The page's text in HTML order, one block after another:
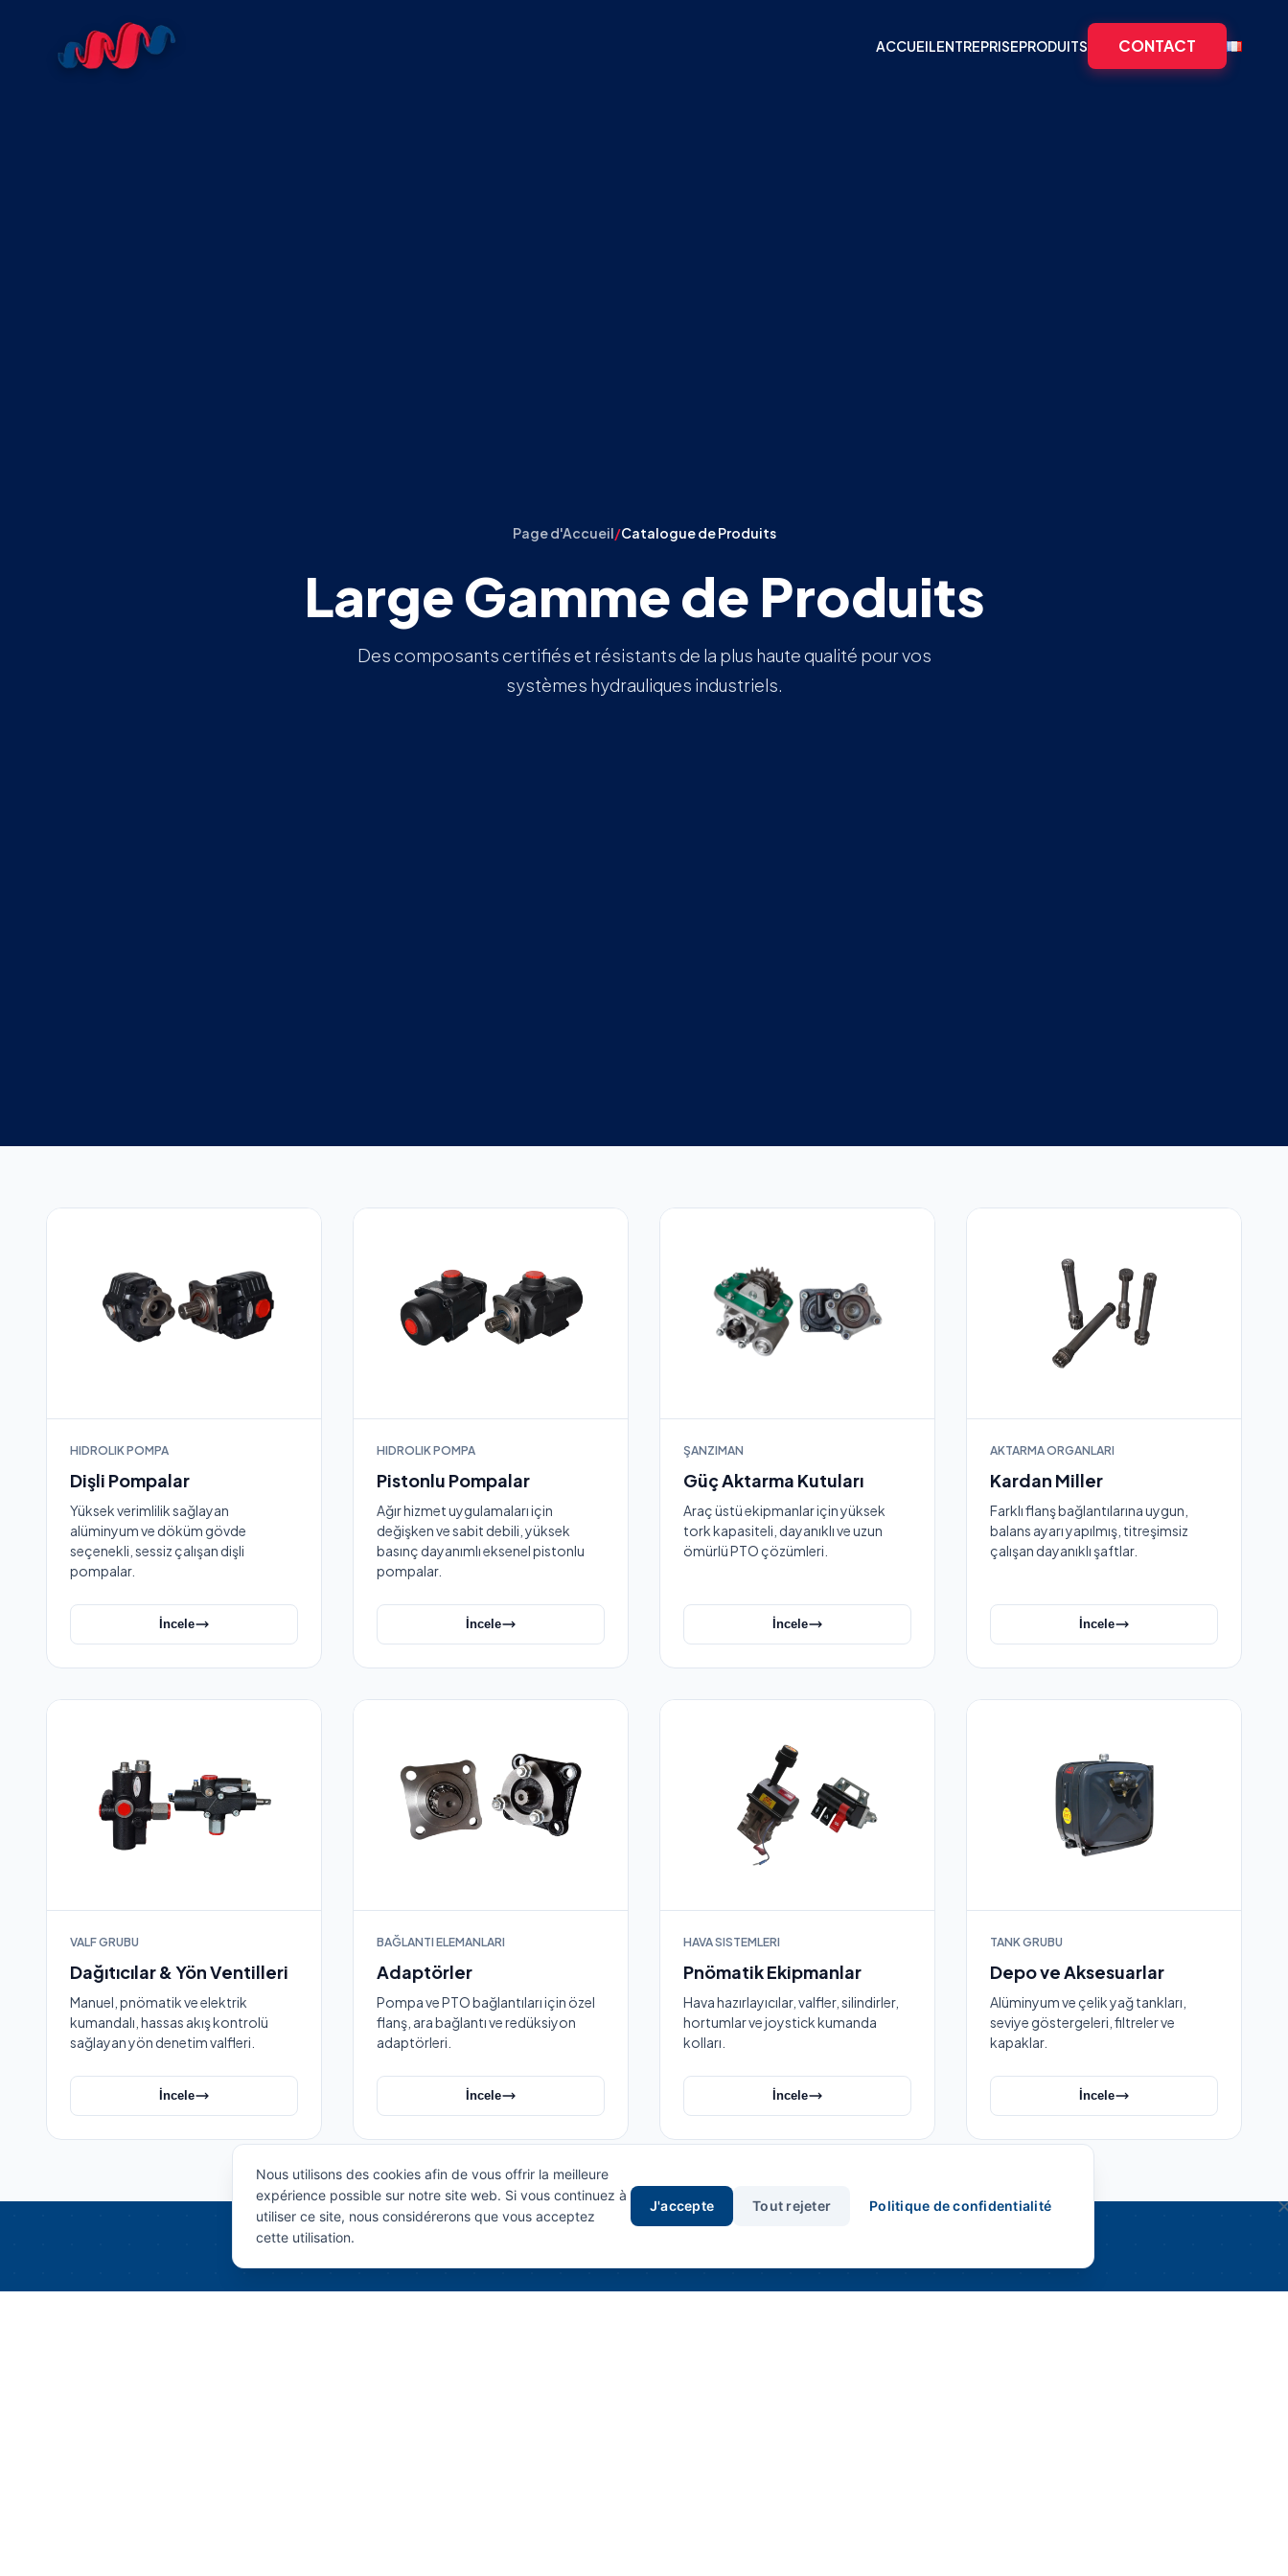
ACCUEILENTREPRISEPRODUITS CONTACT
Page d'Accueil/Catalogue de Produits
Large Gamme de Produits
Des composants certifiés et résistants de la plus haute qualité pour vos
systèmes hydrauliques industriels.
HIDROLIK POMPA
Dişli Pompalar
Yüksek verimlilik sağlayan
alüminyum ve döküm gövde
seçenekli, sessiz çalışan dişli
pompalar.
İncele
HIDROLIK POMPA
Pistonlu Pompalar
Ağır hizmet uygulamaları için
değişken ve sabit debili, yüksek
basınç dayanımlı eksenel pistonlu
pompalar.
İncele
ŞANZIMAN
Güç Aktarma Kutuları
Araç üstü ekipmanlar için yüksek
tork kapasiteli, dayanıklı ve uzun
ömürlü PTO çözümleri.
İncele
AKTARMA ORGANLARI
Kardan Miller
Farklı flanş bağlantılarına uygun,
balans ayarı yapılmış, titreşimsiz
çalışan dayanıklı şaftlar.
İncele
VALF GRUBU
Dağıtıcılar & Yön Ventilleri
Manuel, pnömatik ve elektrik
kumandalı, hassas akış kontrolü
sağlayan yön denetim valfleri.
İncele
BAĞLANTI ELEMANLARI
Adaptörler
Pompa ve PTO bağlantıları için özel
flanş, ara bağlantı ve redüksiyon
adaptörleri.
İncele
HAVA SISTEMLERI
Pnömatik Ekipmanlar
Hava hazırlayıcılar, valfler, silindirler,
hortumlar ve joystick kumanda
kolları.
İncele
TANK GRUBU
Depo ve Aksesuarlar
Alüminyum ve çelik yağ tankları,
seviye göstergeleri, filtreler ve
kapaklar.
İncele
Detaylı teknik verilere mi ihtiyacınız var?
Nous utilisons des cookies afin de vous offrir la meilleure
expérience possible sur notre site web. Si vous continuez à
utiliser ce site, nous considérerons que vous acceptez
cette utilisation.
J'accepte Tout rejeter Politique de confidentialité